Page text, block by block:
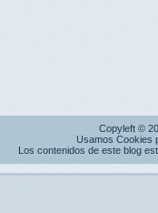
Copyleft ©
Usamos Cookies
Los contenidos de este blog